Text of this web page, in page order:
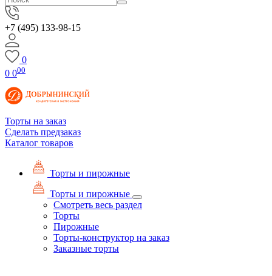
+7 (495) 133-98-15
0
0 000
Торты на заказ
Сделать предзаказ
Каталог товаров
Торты и пирожные
Торты и пирожные
Смотреть весь раздел
Торты
Пирожные
Торты-конструктор на заказ
Заказные торты